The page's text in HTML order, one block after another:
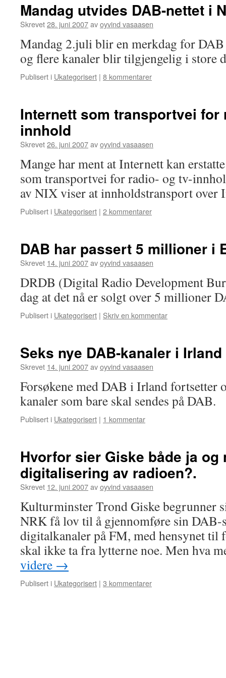
Mandag utvides DAB-nettet i
Skrevet28. juni 2007avoyvind vasaasen
Mandag 2.juli blir en merkdag for
og flere kanaler blir tilgjengelig i store
Publisert i Ukategorisert | 8 kommentarer
Internett som transportvei for
innhold
Skrevet26. juni 2007avoyvind vasaasen
Mange har ment at Internett kan
som transportvei for radio- og tv-
av NIX viser at innholdstransport over
Publisert i Ukategorisert | 2 kommentarer
DAB har passert 5 millioner i
Skrevet 14. juni 2007avoyvind vasaasen
DRDB (Digital Radio Development
dag at det nå er solgt over 5 millioner
Publisert i Ukategorisert | Skriv en kommentar
Seks nye DAB-kanaler i Irland
Skrevet 14. juni 2007avoyvind vasaasen
Forsøkene med DAB i Irland fortsetter
kanaler som bare skal sendes på DAB.
Publisert i Ukategorisert | 1 kommentar
Hvorfor sier Giske både ja og
digitalisering av radioen?.
Skrevet 12. juni 2007avoyvind vasaasen
Kulturminster Trond Giske begrunner
NRK få lov til å gjennomføre sin DAB-
digitalkanaler på FM, med hensynet til
skal ikke ta fra lytterne noe. Men hva
videre →
Publisert i Ukategorisert | 3 kommentarer